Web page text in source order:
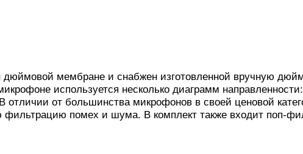
дюймовой мембране и снабжен изготовленной вручную
используется несколько диаграмм
от большинства микрофонов в своей ценовой
помех и шума. В комплект также входит поп-